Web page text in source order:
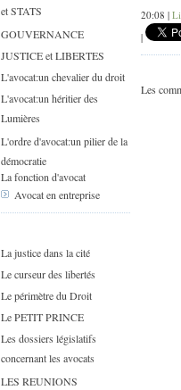
et STATS
GOUVERNANCE
JUSTICE et LIBERTES
L'avocat:un chevalier du droit
L'avocat:un héritier des
Lumières
L'ordre d'avocat:un pilier de la
démocratie
La fonction d'avocat
Avocat en entreprise
La justice dans la cité
Le curseur des libertés
Le périmètre du Droit
Le PETIT PRINCE
Les dossiers législatifs
concernant les avocats
LES REUNIONS
20:08 |
|
Les